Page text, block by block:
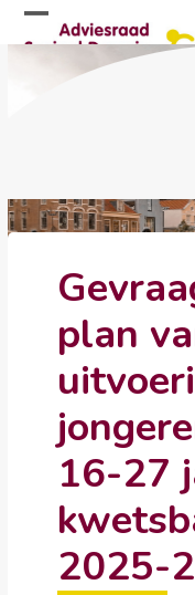
Skip
to
content
Open
mobile
Close
mobile
plan
16-27
2025-